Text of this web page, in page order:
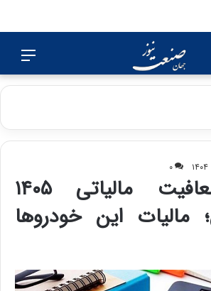
۰
جزییات معافیت مالیاتی ۱۴۰۵
مالیات این خودروها